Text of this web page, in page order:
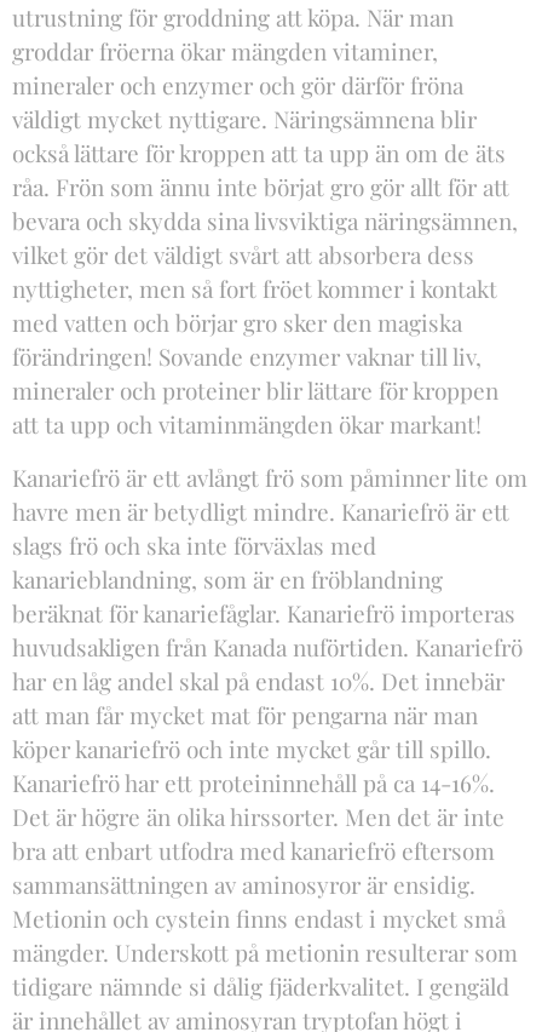
utrustning för groddning att köpa. När man
groddar fröerna ökar mängden vitaminer,
mineraler och enzymer och gör därför fröna
väldigt mycket nyttigare. Näringsämnena blir
också lättare för kroppen att ta upp än om de äts
råa. Frön som ännu inte börjat gro gör allt för att
bevara och skydda sina livsviktiga näringsämnen,
vilket gör det väldigt svårt att absorbera dess
nyttigheter, men så fort fröet kommer i kontakt
med vatten och börjar gro sker den magiska
förändringen! Sovande enzymer vaknar till liv,
mineraler och proteiner blir lättare för kroppen
att ta upp och vitaminmängden ökar markant!
Kanariefrö är ett avlångt frö som påminner lite om
havre men är betydligt mindre. Kanariefrö är ett
slags frö och ska inte förväxlas med
kanarieblandning, som är en fröblandning
beräknat för kanariefåglar. Kanariefrö importeras
huvudsakligen från Kanada nuförtiden. Kanariefrö
har en låg andel skal på endast 10%. Det innebär
att man får mycket mat för pengarna när man
köper kanariefrö och inte mycket går till spillo.
Kanariefrö har ett proteininnehåll på ca 14-16%.
Det är högre än olika hirssorter. Men det är inte
bra att enbart utfodra med kanariefrö eftersom
sammansättningen av aminosyror är ensidig.
Metionin och cystein finns endast i mycket små
mängder. Underskott på metionin resulterar som
tidigare nämnde si dålig fjäderkvalitet. I gengäld
är innehållet av aminosyran tryptofan högt i